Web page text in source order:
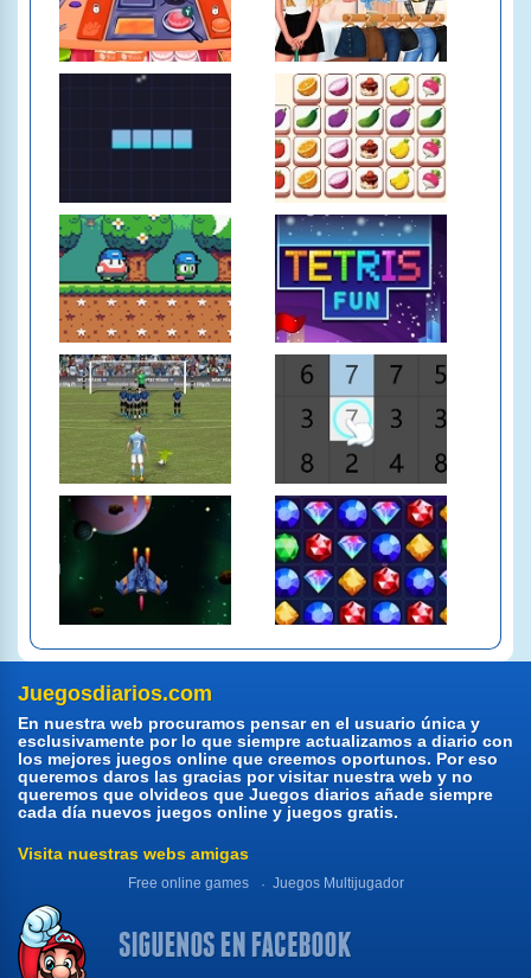
Juegosdiarios.com
En nuestra web procuramos pensar en el usuario única y
esclusivamente por lo que siempre actualizamos a diario con
los mejores juegos online que creemos oportunos. Por eso
queremos daros las gracias por visitar nuestra web y no
queremos que olvideos que Juegos diarios añade siempre
cada día nuevos juegos online y juegos gratis.
Visita nuestras webs amigas
Free online games Juegos Multijugador